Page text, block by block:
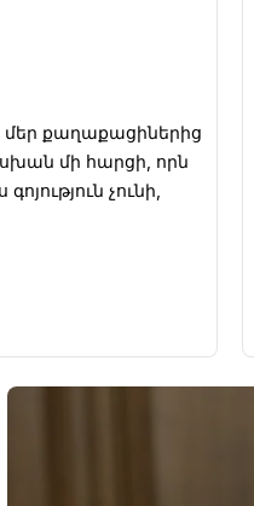
քաղաքացիներից
մի հարցի, որն
չունի,